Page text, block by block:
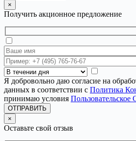
×
Получить акционное предложение
Я добровольно даю согласие на
данных в соответствии с Политика
принимаю условия Пользовательское
ОТПРАВИТЬ
×
Оставьте свой отзыв